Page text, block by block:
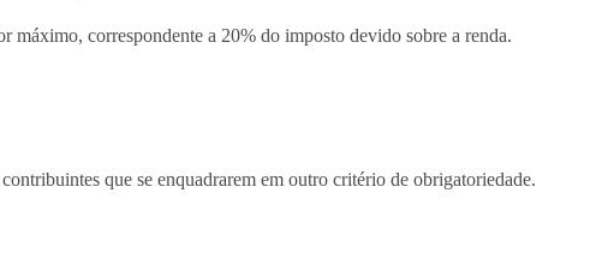
máximo, correspondente a 20% do imposto devido sobre a renda.
que se enquadrarem em outro critério de obrigatoriedade.